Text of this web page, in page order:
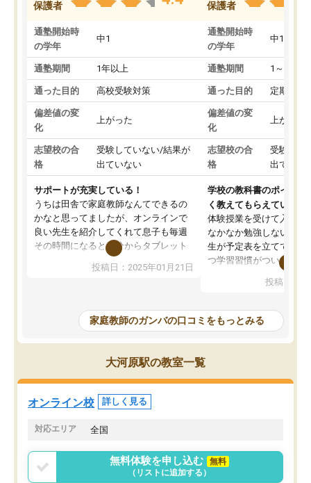
保護者
通塾開始時
の学年
中1
通塾期間 1年以上
通った目的 高校受験対策
偏差値の変
化
上がった
志望校の合
格
受験していない/結果が
出ていない
サポートが充実している！
うちは田舎で家庭教師なんてできるの
かなと思ってましたが、オンラインで
良い先生を紹介してくれて息子も毎週
その時間になると自分からタブレット
を開いてzoomを繋げるようになりまし
た！5科目なんでもOKなのもとても気
めて1年ほどだった今では平均点以上の
科目が増えてきました！あと1年受験ま
であるので無料の週末教室を使用しな
がら頑張って欲しいと思います！
投稿日：2025年01月21日
保護者
通塾開始時
の学年
中1
通塾期間 1～3ヵ月
通った目的 定期テス
偏差値の変
化
上がった
志望校の合
格
受験して
出ていな
学校の教科書のポイント
く教えてもらえている
体験授業を受けて入塾し
なかなか勉強しない息子
生が予定表を立ててくれ
つ学習習慣がついてきま
指導が無い日も予定表
問できるのでとても助か
投稿日：
家庭教師のガンバの口コミをもっとみる
大河原駅の教室一覧
オンライン校 詳しく見る
対応エリア 全国
無料体験を申し込む
無料
（リストに追加する）